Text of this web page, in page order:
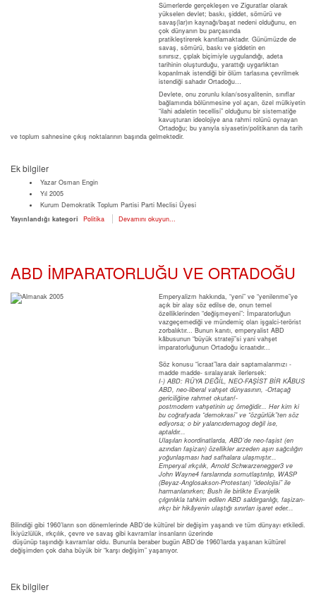
Sümerlerde gerçekleşen ve Ziguratlar olarak
yükselen devlet; baskı, şiddet, sömürü ve
savaş(lar)ın kaynağı/başat nedeni olduğunu, en
çok dünyanın bu parçasında
pratikleştirerek kanıtlamaktadır. Günümüzde de
savaş, sömürü, baskı ve şiddetin en
sınırsız, çıplak biçimiyle uygulandığı, adeta
tarihinin oluşturduğu, yarattığı uygarlıktan
koparılmak istendiği bir ölüm tarlasına çevrilmek
istendiği sahadır Ortadoğu…
Devlete, onu zorunlu kılan/sosyalitenin, sınıflar
bağlamında bölünmesine yol açan, özel mülkiyetin
“ilahi adaletin tecellisi” olduğunu bir sistematiğe
kavuşturan ideolojiye ana rahmi rolünü oynayan
Ortadoğu; bu yanıyla siyasetin/politikanın da tarih
ve toplum sahnesine çıkış noktalarının başında gelmektedir.
Ek bilgiler
Yazar Osman Engin
Yıl 2005
Kurum Demokratik Toplum Partisi Parti Meclisi Üyesi
Yayınlandığı kategori
Politika Devamını okuyun...
ABD İMPARATORLUĞU VE ORTADOĞU
Emperyalizm hakkında, “yeni” ve “yenilenme”ye
açık bir alay söz edilse de, onun temel
özelliklerinden “değişmeyeni”: İmparatorluğun
vazgeçemediği ve mündemiç olan işgalci-terörist
zorbalıktır... Bunun kanıtı, emperyalist ABD
kâbusunun “büyük strateji”si yani vahşet
imparatorluğunun Ortadoğu icraatıdır...
Söz konusu “icraat”lara dair saptamalarımızı -
madde madde- sıralayarak ilerlersek:
I-) ABD: RÜYA DEĞİL, NEO-FAŞİST BİR KÂBUS
ABD, neo-liberal vahşet dünyasının, -Ortaçağ
gericiliğine rahmet okutan!-
postmodern vahşetinin uç örneğidir... Her kim ki
bu coğrafyada “demokrasi” ve “özgürlük”ten söz
ediyorsa; o bir yalancıdemagog değil ise,
aptaldır...
Ulaşılan koordinatlarda, ABD’de neo-faşist (en
azından faşizan) özellikler arzeden aşırı sağcılığın
yoğunlaşması had safhalara ulaşmıştır...
Emperyal ırkçılık, Arnold Schwarzenegger3 ve
John Wayne4 farslarında somutlaştırılıp, WASP
(Beyaz-Anglosakson-Protestan) “ideolojisi” ile
harmanlanırken; Bush ile birlikte Evanjelik
çılgınlıkla tahkim edilen ABD saldırganlığı, faşizan-
ırkçı bir hikâyenin ulaştığı sınırları işaret eder...
Bilindiği gibi 1960’ların son dönemlerinde ABD’de kültürel bir değişim yaşandı ve tüm dünyayı etkiledi.
İkiyüzlülük, ırkçılık, çevre ve savaş gibi kavramlar insanların üzerinde
düşünüp taşındığı kavramlar oldu. Bununla beraber bugün ABD’de 1960’larda yaşanan kültürel
değişimden çok daha büyük bir “karşı değişim” yaşanıyor.
Ek bilgiler